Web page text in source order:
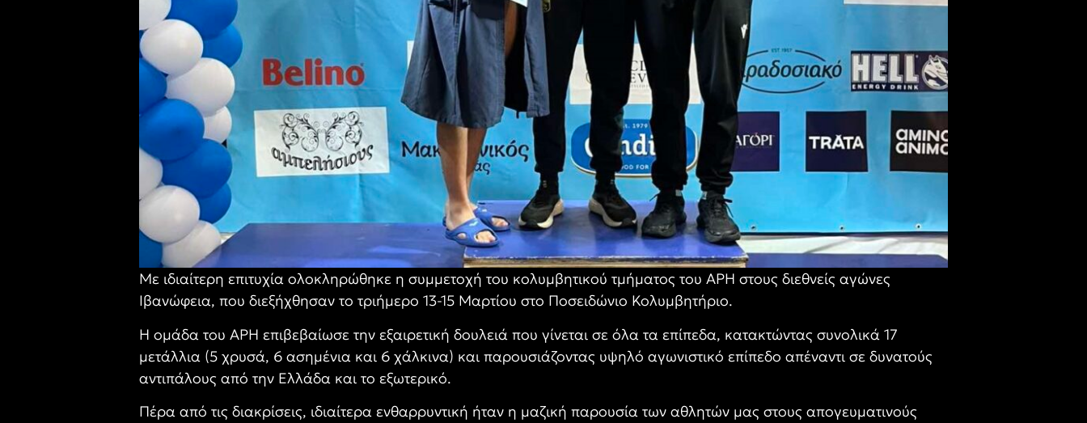
Με ιδιαίτερη επιτυχία ολοκληρώθηκε η συμμετοχή του κολυμβητικού τμήματος του ΑΡΗ στους διεθνείς αγώνες
Ιβανώφεια, που διεξήχθησαν το τριήμερο 13-15 Μαρτίου στο Ποσειδώνιο Κολυμβητήριο.
Η ομάδα του ΑΡΗ επιβεβαίωσε την εξαιρετική δουλειά που γίνεται σε όλα τα επίπεδα, κατακτώντας συνολικά 17
μετάλλια (5 χρυσά, 6 ασημένια και 6 χάλκινα) και παρουσιάζοντας υψηλό αγωνιστικό επίπεδο απέναντι σε δυνατούς
αντιπάλους από την Ελλάδα και το εξωτερικό.
Πέρα από τις διακρίσεις, ιδιαίτερα ενθαρρυντική ήταν η μαζική παρουσία των αθλητών μας στους απογευματινούς